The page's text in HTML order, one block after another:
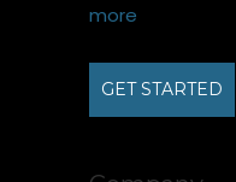
more
GET STARTED